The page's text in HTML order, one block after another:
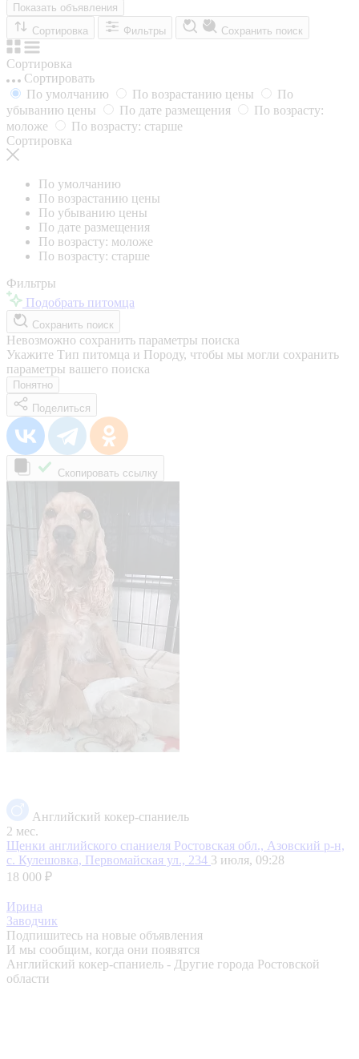
Показать объявления
Сортировка
Фильтры Сохранить поиск
Сортировка
Сортировать
По умолчанию
По возрастанию цены
По
убыванию цены
По дате размещения
По возрасту:
моложе
По возрасту: старше
Сортировка
По умолчанию
По возрастанию цены
По убыванию цены
По дате размещения
По возрасту: моложе
По возрасту: старше
Фильтры
Подобрать питомца
Сохранить поиск
Невозможно сохранить параметры поиска
Укажите Тип питомца и Породу, чтобы мы могли сохранить
параметры вашего поиска
Понятно
Поделиться
Скопировать ссылку
Английский кокер-спаниель
2 мес.
Щенки английского спаниеля Ростовская обл., Азовский р-н,
с. Кулешовка, Первомайская ул., 234 3 июля, 09:28
18 000 ₽
Ирина
Заводчик
Подпишитесь на новые объявления
И мы сообщим, когда они появятся
Английский кокер-спаниель - Другие города Ростовской
области